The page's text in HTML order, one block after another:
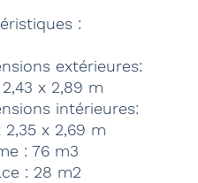
:
extérieures:
2,43 x 2,89 m
intérieures:
2,35 x 2,69 m
: 76 m3
: 28 m2